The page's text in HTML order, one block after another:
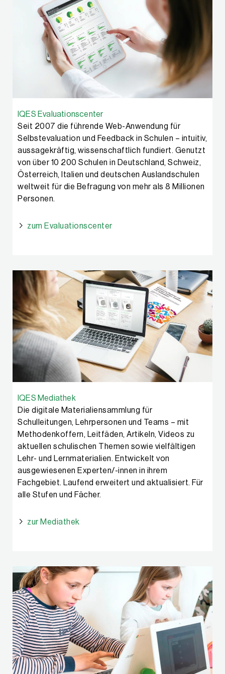
IQES Evaluationscenter
Seit 2007 die führende Web-Anwendung für
Selbstevaluation und Feedback in Schulen – intuitiv,
aussagekräftig, wissenschaftlich fundiert. Genutzt
von über 10 200 Schulen in Deutschland, Schweiz,
Österreich, Italien und deutschen Auslandschulen
weltweit für die Befragung von mehr als 8 Millionen
Personen.
zum Evaluationscenter
IQES Mediathek
Die digitale Materialiensammlung für
Schulleitungen, Lehrpersonen und Teams – mit
Methodenkoffern, Leitfäden, Artikeln, Videos zu
aktuellen schulischen Themen sowie vielfältigen
Lehr- und Lernmaterialien. Entwickelt von
ausgewiesenen Experten/-innen in ihrem
Fachgebiet. Laufend erweitert und aktualisiert. Für
alle Stufen und Fächer.
zur Mediathek